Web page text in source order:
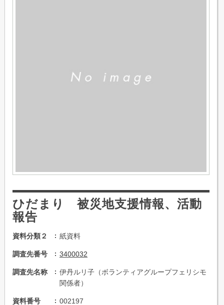
ひだまり 被災地支援情報、活動
報告
資料分類２ 紙資料
調査先番号 3400032
調査先名称
伊丹ルリ子（ボランティアグループフェリシモ
関係者）
資料番号 002197